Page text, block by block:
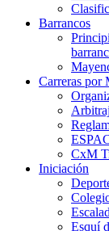
Barrancos
Carreras por
CxM
Iniciación
Esquí